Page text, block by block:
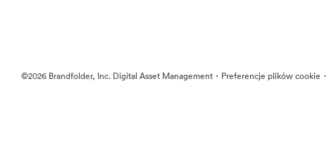
©2026 Brandfolder, Inc. Digital Asset Management · Preferencje plików cookie ·